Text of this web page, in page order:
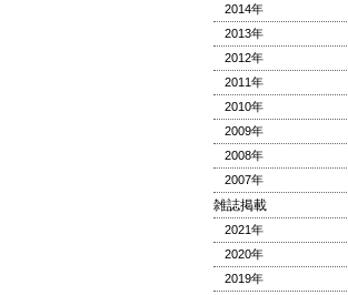
2014年
2013年
2012年
2011年
2010年
2009年
2008年
2007年
雑誌掲載
2021年
2020年
2019年